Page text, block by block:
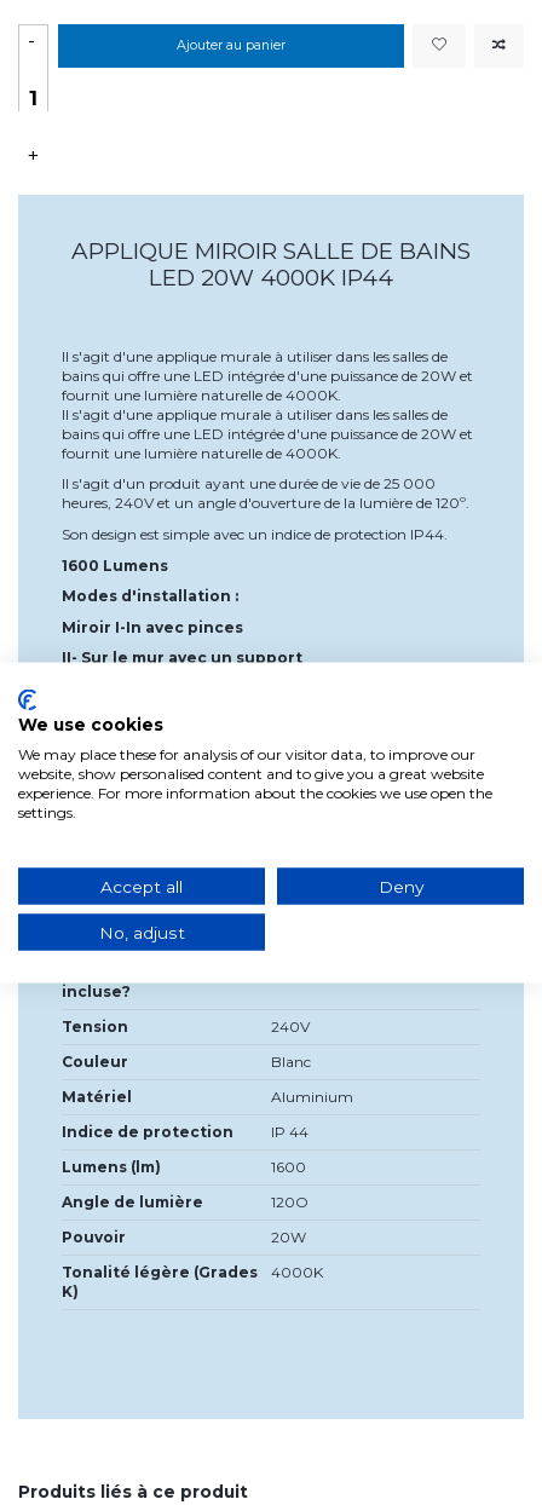
-
+
Ajouter au panier
APPLIQUE MIROIR SALLE DE BAINS
LED 20W 4000K IP44
Il s'agit d'une applique murale à utiliser dans les salles de
bains qui offre une LED intégrée d'une puissance de 20W et
fournit une lumière naturelle de 4000K.
Il s'agit d'une applique murale à utiliser dans les salles de
bains qui offre une LED intégrée d'une puissance de 20W et
fournit une lumière naturelle de 4000K.
Il s'agit d'un produit ayant une durée de vie de 25 000
heures, 240V et un angle d'ouverture de la lumière de 120º.
Son design est simple avec un indice de protection IP44.
1600 Lumens
Modes d'installation :
Miroir I-In avec pinces
II- Sur le mur avec un support
Largeur
70cm
Haute
incluse?
Tension
240V
Couleur
Blanc
Matériel
Aluminium
Indice de protection
IP 44
Lumens (lm)
1600
Angle de lumière
120O
Pouvoir
20W
Tonalité légère (Grades
K)
4000K
Produits liés à ce produit
We use cookies
We may place these for analysis of our visitor data, to improve our
website, show personalised content and to give you a great website
experience. For more information about the cookies we use open the
settings.
Accept all Deny
No, adjust